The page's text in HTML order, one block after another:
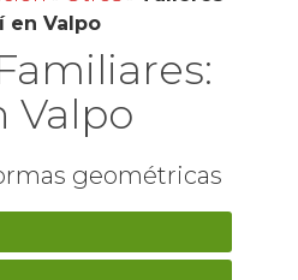
en Valpo
Valpo
geométricas